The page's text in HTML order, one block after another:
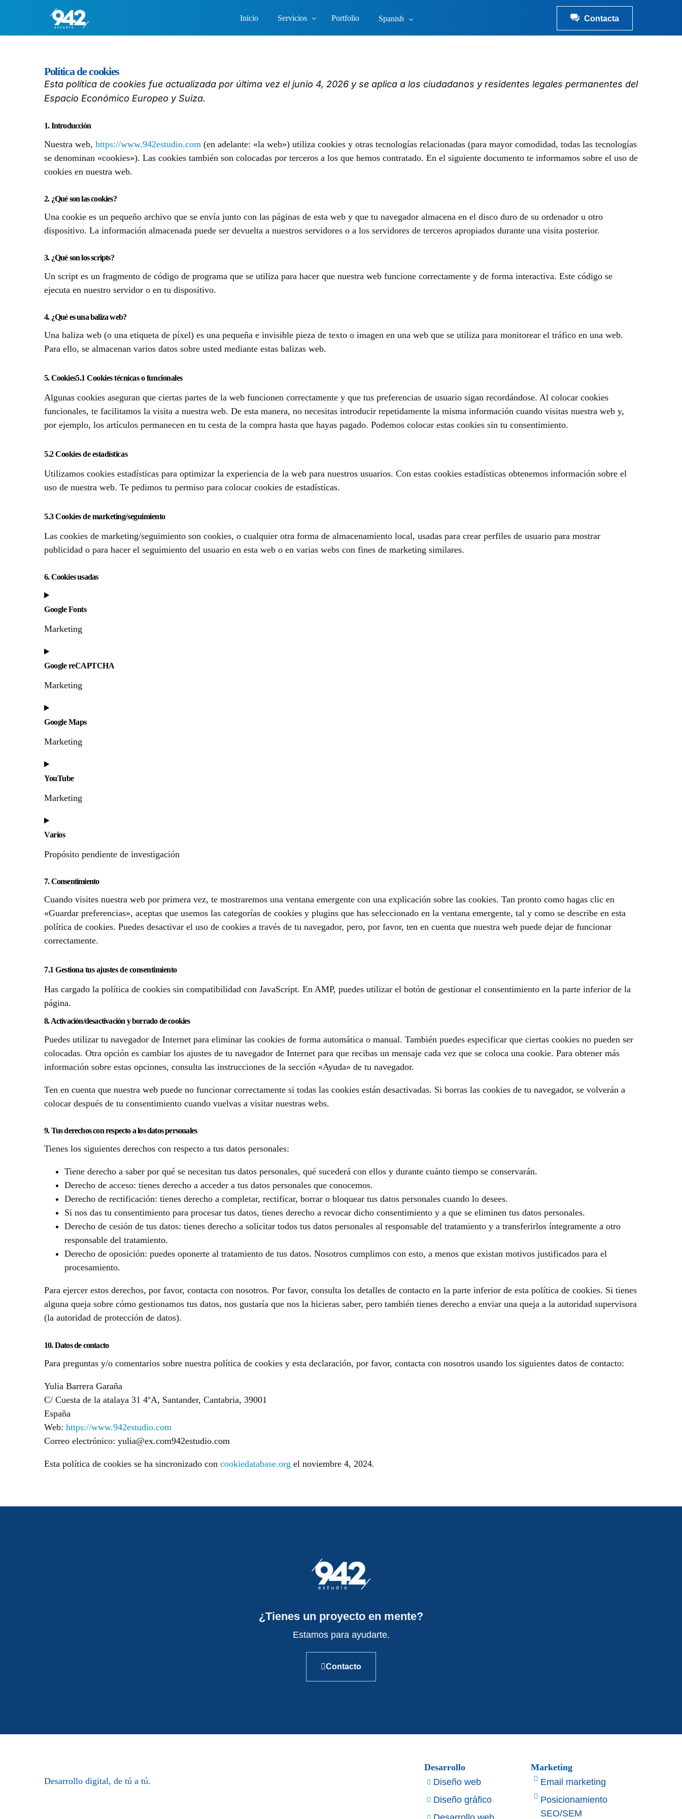
Inicio Servicios
Desarrollo
Diseño web
Desarrollo web
Email marketing
Apoyo a agencias
Contacta
Portfolio Spanish Contacta
Política de cookies
Esta política de cookies fue actualizada por última vez el junio 4, 2026 y se aplica a los ciudadanos y residentes legales permanentes del
Espacio Económico Europeo y Suiza.
1. Introducción
Nuestra web, https://www.942estudio.com (en adelante: «la web») utiliza cookies y otras tecnologías relacionadas (para mayor comodidad, todas las tecnologías
se denominan «cookies»). Las cookies también son colocadas por terceros a los que hemos contratado. En el siguiente documento te informamos sobre el uso de
cookies en nuestra web.
2. ¿Qué son las cookies?
Una cookie es un pequeño archivo que se envía junto con las páginas de esta web y que tu navegador almacena en el disco duro de su ordenador u otro
dispositivo. La información almacenada puede ser devuelta a nuestros servidores o a los servidores de terceros apropiados durante una visita posterior.
3. ¿Qué son los scripts?
Un script es un fragmento de código de programa que se utiliza para hacer que nuestra web funcione correctamente y de forma interactiva. Este código se
ejecuta en nuestro servidor o en tu dispositivo.
4. ¿Qué es una baliza web?
Una baliza web (o una etiqueta de píxel) es una pequeña e invisible pieza de texto o imagen en una web que se utiliza para monitorear el tráfico en una web.
Para ello, se almacenan varios datos sobre usted mediante estas balizas web.
5. Cookies5.1 Cookies técnicas o funcionales
Algunas cookies aseguran que ciertas partes de la web funcionen correctamente y que tus preferencias de usuario sigan recordándose. Al colocar cookies
funcionales, te facilitamos la visita a nuestra web. De esta manera, no necesitas introducir repetidamente la misma información cuando visitas nuestra web y,
por ejemplo, los artículos permanecen en tu cesta de la compra hasta que hayas pagado. Podemos colocar estas cookies sin tu consentimiento.
5.2 Cookies de estadísticas
Utilizamos cookies estadísticas para optimizar la experiencia de la web para nuestros usuarios. Con estas cookies estadísticas obtenemos información sobre el
uso de nuestra web. Te pedimos tu permiso para colocar cookies de estadísticas.
5.3 Cookies de marketing/seguimiento
Las cookies de marketing/seguimiento son cookies, o cualquier otra forma de almacenamiento local, usadas para crear perfiles de usuario para mostrar
publicidad o para hacer el seguimiento del usuario en esta web o en varias webs con fines de marketing similares.
6. Cookies usadas
Google Fonts
Marketing
Google reCAPTCHA
Marketing
Google Maps
Marketing
YouTube
Marketing
Varios
Propósito pendiente de investigación
7. Consentimiento
Cuando visites nuestra web por primera vez, te mostraremos una ventana emergente con una explicación sobre las cookies. Tan pronto como hagas clic en
«Guardar preferencias», aceptas que usemos las categorías de cookies y plugins que has seleccionado en la ventana emergente, tal y como se describe en esta
política de cookies. Puedes desactivar el uso de cookies a través de tu navegador, pero, por favor, ten en cuenta que nuestra web puede dejar de funcionar
correctamente.
7.1 Gestiona tus ajustes de consentimiento
Has cargado la política de cookies sin compatibilidad con JavaScript. En AMP, puedes utilizar el botón de gestionar el consentimiento en la parte inferior de la
página.
8. Activación/desactivación y borrado de cookies
Puedes utilizar tu navegador de Internet para eliminar las cookies de forma automática o manual. También puedes especificar que ciertas cookies no pueden ser
colocadas. Otra opción es cambiar los ajustes de tu navegador de Internet para que recibas un mensaje cada vez que se coloca una cookie. Para obtener más
información sobre estas opciones, consulta las instrucciones de la sección «Ayuda» de tu navegador.
Ten en cuenta que nuestra web puede no funcionar correctamente si todas las cookies están desactivadas. Si borras las cookies de tu navegador, se volverán a
colocar después de tu consentimiento cuando vuelvas a visitar nuestras webs.
9. Tus derechos con respecto a los datos personales
Tienes los siguientes derechos con respecto a tus datos personales:
Tiene derecho a saber por qué se necesitan tus datos personales, qué sucederá con ellos y durante cuánto tiempo se conservarán.
Derecho de acceso: tienes derecho a acceder a tus datos personales que conocemos.
Derecho de rectificación: tienes derecho a completar, rectificar, borrar o bloquear tus datos personales cuando lo desees.
Si nos das tu consentimiento para procesar tus datos, tienes derecho a revocar dicho consentimiento y a que se eliminen tus datos personales.
Derecho de cesión de tus datos: tienes derecho a solicitar todos tus datos personales al responsable del tratamiento y a transferirlos íntegramente a otro
responsable del tratamiento.
Derecho de oposición: puedes oponerte al tratamiento de tus datos. Nosotros cumplimos con esto, a menos que existan motivos justificados para el
procesamiento.
Para ejercer estos derechos, por favor, contacta con nosotros. Por favor, consulta los detalles de contacto en la parte inferior de esta política de cookies. Si tienes
alguna queja sobre cómo gestionamos tus datos, nos gustaría que nos la hicieras saber, pero también tienes derecho a enviar una queja a la autoridad supervisora
(la autoridad de protección de datos).
10. Datos de contacto
Para preguntas y/o comentarios sobre nuestra política de cookies y esta declaración, por favor, contacta con nosotros usando los siguientes datos de contacto:
Yulia Barrera Garaña
C/ Cuesta de la atalaya 31 4ºA, Santander, Cantabria, 39001
España
Web: https://www.942estudio.com
Correo electrónico: yulia@ex.com942estudio.com
Esta política de cookies se ha sincronizado con cookiedatabase.org el noviembre 4, 2024.
¿Tienes un proyecto en mente?
Estamos para ayudarte.
Contacto
Desarrollo digital, de tú a tú.
Desarrollo
Diseño web
Diseño gráfico
Marketing
Email marketing
Posicionamiento
SEO/SEM